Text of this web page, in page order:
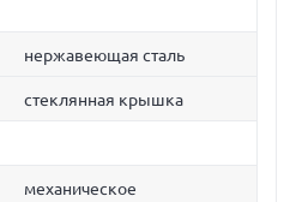
нержавеющая сталь
стеклянная крышка
механическое